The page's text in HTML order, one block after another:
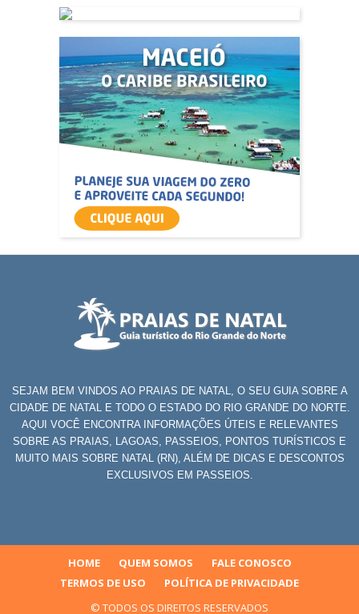
SEJAM BEM VINDOS AO PRAIAS DE NATAL, O SEU GUIA SOBRE A
CIDADE DE NATAL E TODO O ESTADO DO RIO GRANDE DO NORTE.
AQUI VOCÊ ENCONTRA INFORMAÇÕES ÚTEIS E RELEVANTES
SOBRE AS PRAIAS, LAGOAS, PASSEIOS, PONTOS TURÍSTICOS E
MUITO MAIS SOBRE NATAL (RN), ALÉM DE DICAS E DESCONTOS
EXCLUSIVOS EM PASSEIOS.
HOME QUEM SOMOS
FALE CONOSCO
TERMOS DE USO
POLÍTICA DE PRIVACIDADE
© TODOS OS DIREITOS RESERVADOS